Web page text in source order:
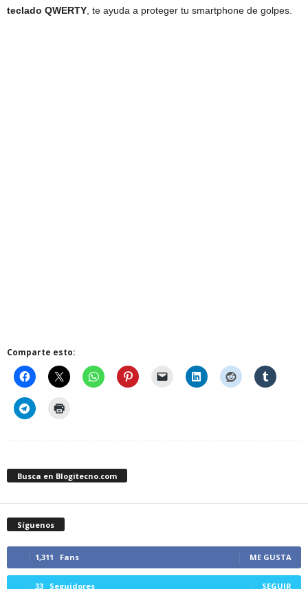
teclado QWERTY , te ayuda a proteger tu smartphone de golpes.
Comparte esto:
Busca en Blogitecno.com
Síguenos
1,311 Fans ME GUSTA
33 Seguidores SEGUIR